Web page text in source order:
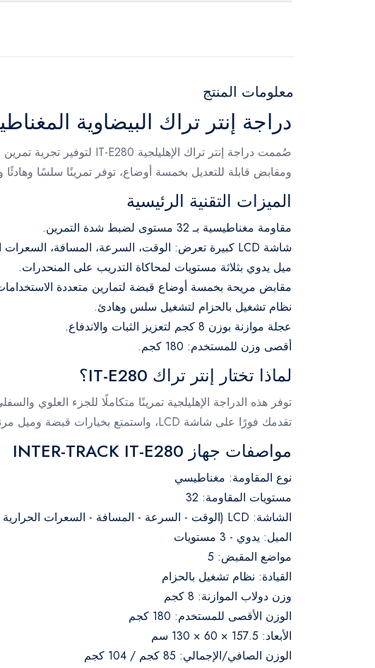
معلومات المنتج
دراجة إنتر تراك البيضاوية
ومقابض قابلة للتعديل بخمسة أوضاع، توفر تمرينًا سلسًا
الميزات التقنية الرئيسية
مقاومة مغناطيسية بـ 32 مستوى لضبط شدة التمرين.
شاشة LCD كبيرة تعرض: الوقت، السرعة، المسافة، السعرات الحرارية، عداد المسافات، معدل ضربات القلب.
ميل يدوي بثلاثة مستويات لمحاكاة التدريب على المنحدرات.
مقابض مريحة بخمسة أوضاع قبضة لتمارين متعددة
نظام تشغيل بالحزام لتشغيل سلس وهادئ.
عجلة موازنة بوزن 8 كجم لتعزيز الثبات والاندفاع.
أقصى وزن للمستخدم: 180 كجم.
لماذا تختار إنتر تراك IT-E280؟
توفر هذه الدراجة الإهليلجية تمرينًا متكاملًا للجزء العلوي
تقدمك فورًا على شاشة LCD، واستمتع بخيارات قبضة وميل مرنة لتجربة أكثر تفاعلية، أشبه بتدريبات الصالات الرياضية، في منزلك.
مواصفات جهاز INTER-TRACK IT-E280
نوع المقاومة: مغناطيسي
مستويات المقاومة: 32
الشاشة: LCD (الوقت - السرعة - المسافة - السعرات الحرارية - عداد المسافات - معدل ضربات القلب)
الميل: يدوي - 3 مستويات
مواضع المقبض: 5
القيادة: نظام تشغيل بالحزام
وزن دولاب الموازنة: 8 كجم
الوزن الأقصى للمستخدم: 180 كجم
الأبعاد: 157.5 × 60 × 130 سم
الوزن الصافي/الإجمالي: 85 كجم / 104 كجم